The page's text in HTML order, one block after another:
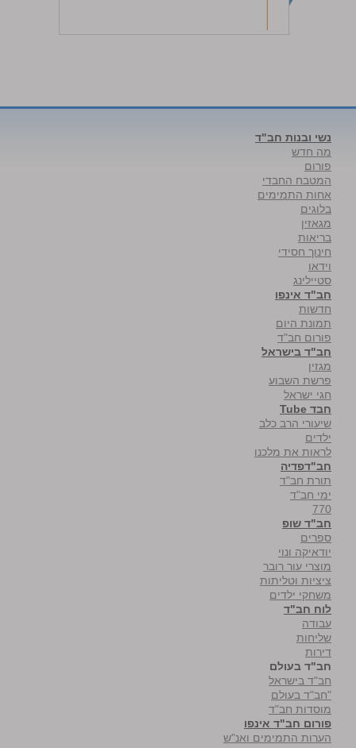
נשי ובנות חב"ד
מה חדש
פורום
המטבח החבדי
אחות התמימים
בלוגים
מגאזין
בריאות
חינוך חסידי
וידאו
סטיילינג
חב"ד אינפו
חדשות
תמונת היום
פורום חב"ד
חב"ד בישראל
מגזין
פרשת השבוע
חגי ישראל
חבד Tube
שיעורי הרב כלב
ילדים
לראות את מלכנו
חב"דפדיה
תורת חב"ד
ימי חב"ד
770
חב"ד שופ
ספרים
יודאיקה ונוי
מוצרי עור רובר
ציציות וטליתות
משחקי ילדים
לוח חב"ד
עבודה
שליחות
דירות
חב"ד בעולם
חב"ד בישראל
"חב"ד בעולם
מוסדות חב"ד
פורום חב"ד אינפו
הערות התמימים ואנ"ש